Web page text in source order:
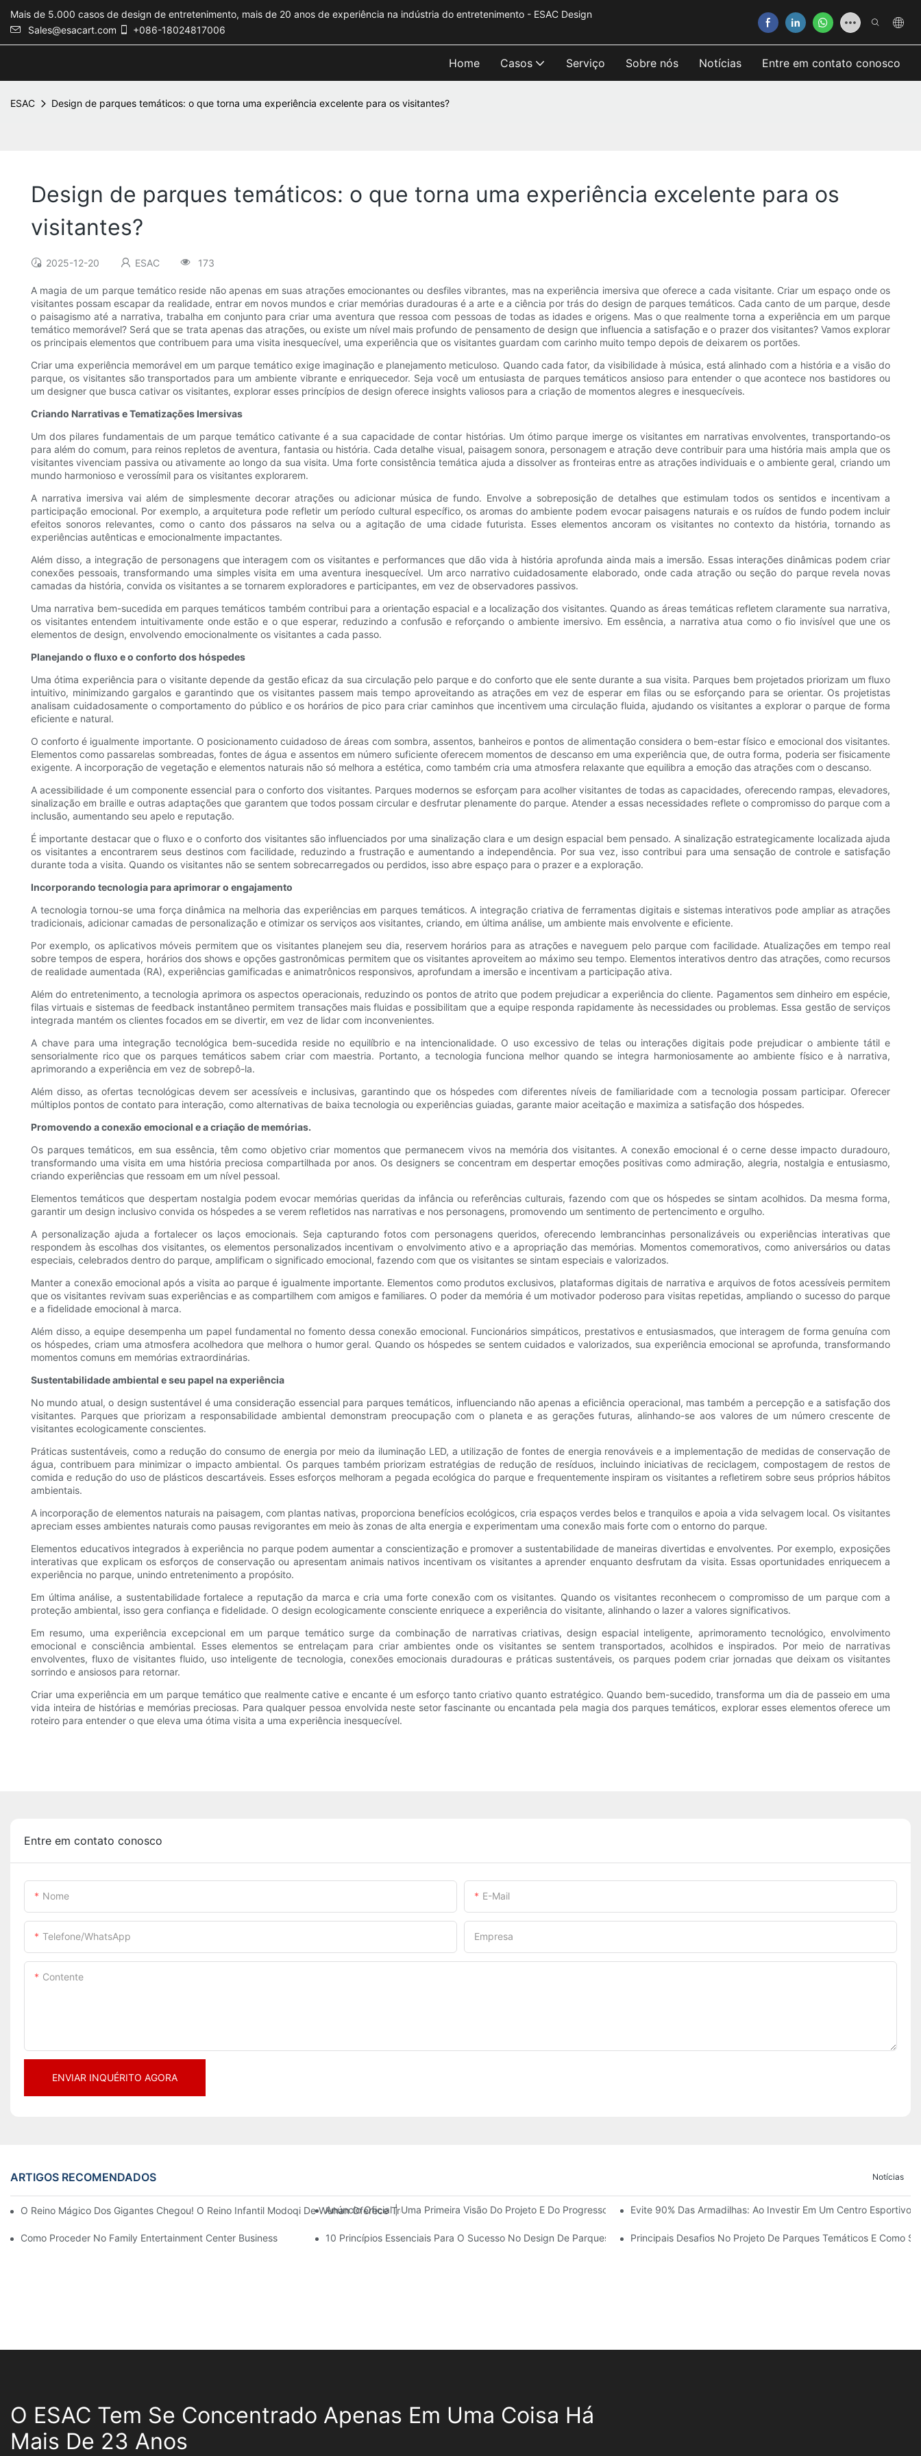
Mais de 5.000 casos de design de entretenimento, mais de 20 anos de experiência na indústria do entretenimento - ESAC Design
Sales@esacart.com
+086-18024817006
Home Casos Serviço Sobre nós Notícias Entre em contato conosco
ESAC Design de parques temáticos: o que torna uma experiência excelente para os visitantes?
Design de parques temáticos: o que torna uma experiência excelente para os
visitantes?
2025-12-20 ESAC 173
A magia de um parque temático reside não apenas em suas atrações emocionantes ou desfiles vibrantes, mas na experiência imersiva que oferece a cada visitante. Criar um espaço onde os
visitantes possam escapar da realidade, entrar em novos mundos e criar memórias duradouras é a arte e a ciência por trás do design de parques temáticos. Cada canto de um parque, desde
o paisagismo até a narrativa, trabalha em conjunto para criar uma aventura que ressoa com pessoas de todas as idades e origens. Mas o que realmente torna a experiência em um parque
temático memorável? Será que se trata apenas das atrações, ou existe um nível mais profundo de pensamento de design que influencia a satisfação e o prazer dos visitantes? Vamos explorar
os principais elementos que contribuem para uma visita inesquecível, uma experiência que os visitantes guardam com carinho muito tempo depois de deixarem os portões.
Criar uma experiência memorável em um parque temático exige imaginação e planejamento meticuloso. Quando cada fator, da visibilidade à música, está alinhado com a história e a visão do
parque, os visitantes são transportados para um ambiente vibrante e enriquecedor. Seja você um entusiasta de parques temáticos ansioso para entender o que acontece nos bastidores ou
um designer que busca cativar os visitantes, explorar esses princípios de design oferece insights valiosos para a criação de momentos alegres e inesquecíveis.
Criando Narrativas e Tematizações Imersivas
Um dos pilares fundamentais de um parque temático cativante é a sua capacidade de contar histórias. Um ótimo parque imerge os visitantes em narrativas envolventes, transportando-os
para além do comum, para reinos repletos de aventura, fantasia ou história. Cada detalhe visual, paisagem sonora, personagem e atração deve contribuir para uma história mais ampla que os
visitantes vivenciam passiva ou ativamente ao longo da sua visita. Uma forte consistência temática ajuda a dissolver as fronteiras entre as atrações individuais e o ambiente geral, criando um
mundo harmonioso e verossímil para os visitantes explorarem.
A narrativa imersiva vai além de simplesmente decorar atrações ou adicionar música de fundo. Envolve a sobreposição de detalhes que estimulam todos os sentidos e incentivam a
participação emocional. Por exemplo, a arquitetura pode refletir um período cultural específico, os aromas do ambiente podem evocar paisagens naturais e os ruídos de fundo podem incluir
efeitos sonoros relevantes, como o canto dos pássaros na selva ou a agitação de uma cidade futurista. Esses elementos ancoram os visitantes no contexto da história, tornando as
experiências autênticas e emocionalmente impactantes.
Além disso, a integração de personagens que interagem com os visitantes e performances que dão vida à história aprofunda ainda mais a imersão. Essas interações dinâmicas podem criar
conexões pessoais, transformando uma simples visita em uma aventura inesquecível. Um arco narrativo cuidadosamente elaborado, onde cada atração ou seção do parque revela novas
camadas da história, convida os visitantes a se tornarem exploradores e participantes, em vez de observadores passivos.
Uma narrativa bem-sucedida em parques temáticos também contribui para a orientação espacial e a localização dos visitantes. Quando as áreas temáticas refletem claramente sua narrativa,
os visitantes entendem intuitivamente onde estão e o que esperar, reduzindo a confusão e reforçando o ambiente imersivo. Em essência, a narrativa atua como o fio invisível que une os
elementos de design, envolvendo emocionalmente os visitantes a cada passo.
Planejando o fluxo e o conforto dos hóspedes
Uma ótima experiência para o visitante depende da gestão eficaz da sua circulação pelo parque e do conforto que ele sente durante a sua visita. Parques bem projetados priorizam um fluxo
intuitivo, minimizando gargalos e garantindo que os visitantes passem mais tempo aproveitando as atrações em vez de esperar em filas ou se esforçando para se orientar. Os projetistas
analisam cuidadosamente o comportamento do público e os horários de pico para criar caminhos que incentivem uma circulação fluida, ajudando os visitantes a explorar o parque de forma
eficiente e natural.
O conforto é igualmente importante. O posicionamento cuidadoso de áreas com sombra, assentos, banheiros e pontos de alimentação considera o bem-estar físico e emocional dos visitantes.
Elementos como passarelas sombreadas, fontes de água e assentos em número suficiente oferecem momentos de descanso em uma experiência que, de outra forma, poderia ser fisicamente
exigente. A incorporação de vegetação e elementos naturais não só melhora a estética, como também cria uma atmosfera relaxante que equilibra a emoção das atrações com o descanso.
A acessibilidade é um componente essencial para o conforto dos visitantes. Parques modernos se esforçam para acolher visitantes de todas as capacidades, oferecendo rampas, elevadores,
sinalização em braille e outras adaptações que garantem que todos possam circular e desfrutar plenamente do parque. Atender a essas necessidades reflete o compromisso do parque com a
inclusão, aumentando seu apelo e reputação.
É importante destacar que o fluxo e o conforto dos visitantes são influenciados por uma sinalização clara e um design espacial bem pensado. A sinalização estrategicamente localizada ajuda
os visitantes a encontrarem seus destinos com facilidade, reduzindo a frustração e aumentando a independência. Por sua vez, isso contribui para uma sensação de controle e satisfação
durante toda a visita. Quando os visitantes não se sentem sobrecarregados ou perdidos, isso abre espaço para o prazer e a exploração.
Incorporando tecnologia para aprimorar o engajamento
A tecnologia tornou-se uma força dinâmica na melhoria das experiências em parques temáticos. A integração criativa de ferramentas digitais e sistemas interativos pode ampliar as atrações
tradicionais, adicionar camadas de personalização e otimizar os serviços aos visitantes, criando, em última análise, um ambiente mais envolvente e eficiente.
Por exemplo, os aplicativos móveis permitem que os visitantes planejem seu dia, reservem horários para as atrações e naveguem pelo parque com facilidade. Atualizações em tempo real
sobre tempos de espera, horários dos shows e opções gastronômicas permitem que os visitantes aproveitem ao máximo seu tempo. Elementos interativos dentro das atrações, como recursos
de realidade aumentada (RA), experiências gamificadas e animatrônicos responsivos, aprofundam a imersão e incentivam a participação ativa.
Além do entretenimento, a tecnologia aprimora os aspectos operacionais, reduzindo os pontos de atrito que podem prejudicar a experiência do cliente. Pagamentos sem dinheiro em espécie,
filas virtuais e sistemas de feedback instantâneo permitem transações mais fluidas e possibilitam que a equipe responda rapidamente às necessidades ou problemas. Essa gestão de serviços
integrada mantém os clientes focados em se divertir, em vez de lidar com inconvenientes.
A chave para uma integração tecnológica bem-sucedida reside no equilíbrio e na intencionalidade. O uso excessivo de telas ou interações digitais pode prejudicar o ambiente tátil e
sensorialmente rico que os parques temáticos sabem criar com maestria. Portanto, a tecnologia funciona melhor quando se integra harmoniosamente ao ambiente físico e à narrativa,
aprimorando a experiência em vez de sobrepô-la.
Além disso, as ofertas tecnológicas devem ser acessíveis e inclusivas, garantindo que os hóspedes com diferentes níveis de familiaridade com a tecnologia possam participar. Oferecer
múltiplos pontos de contato para interação, como alternativas de baixa tecnologia ou experiências guiadas, garante maior aceitação e maximiza a satisfação dos hóspedes.
Promovendo a conexão emocional e a criação de memórias.
Os parques temáticos, em sua essência, têm como objetivo criar momentos que permanecem vivos na memória dos visitantes. A conexão emocional é o cerne desse impacto duradouro,
transformando uma visita em uma história preciosa compartilhada por anos. Os designers se concentram em despertar emoções positivas como admiração, alegria, nostalgia e entusiasmo,
criando experiências que ressoam em um nível pessoal.
Elementos temáticos que despertam nostalgia podem evocar memórias queridas da infância ou referências culturais, fazendo com que os hóspedes se sintam acolhidos. Da mesma forma,
garantir um design inclusivo convida os hóspedes a se verem refletidos nas narrativas e nos personagens, promovendo um sentimento de pertencimento e orgulho.
A personalização ajuda a fortalecer os laços emocionais. Seja capturando fotos com personagens queridos, oferecendo lembrancinhas personalizáveis ​​ou experiências interativas que
respondem às escolhas dos visitantes, os elementos personalizados incentivam o envolvimento ativo e a apropriação das memórias. Momentos comemorativos, como aniversários ou datas
especiais, celebrados dentro do parque, amplificam o significado emocional, fazendo com que os visitantes se sintam especiais e valorizados.
Manter a conexão emocional após a visita ao parque é igualmente importante. Elementos como produtos exclusivos, plataformas digitais de narrativa e arquivos de fotos acessíveis permitem
que os visitantes revivam suas experiências e as compartilhem com amigos e familiares. O poder da memória é um motivador poderoso para visitas repetidas, ampliando o sucesso do parque
e a fidelidade emocional à marca.
Além disso, a equipe desempenha um papel fundamental no fomento dessa conexão emocional. Funcionários simpáticos, prestativos e entusiasmados, que interagem de forma genuína com
os hóspedes, criam uma atmosfera acolhedora que melhora o humor geral. Quando os hóspedes se sentem cuidados e valorizados, sua experiência emocional se aprofunda, transformando
momentos comuns em memórias extraordinárias.
Sustentabilidade ambiental e seu papel na experiência
No mundo atual, o design sustentável é uma consideração essencial para parques temáticos, influenciando não apenas a eficiência operacional, mas também a percepção e a satisfação dos
visitantes. Parques que priorizam a responsabilidade ambiental demonstram preocupação com o planeta e as gerações futuras, alinhando-se aos valores de um número crescente de
visitantes ecologicamente conscientes.
Práticas sustentáveis, como a redução do consumo de energia por meio da iluminação LED, a utilização de fontes de energia renováveis ​​e a implementação de medidas de conservação de
água, contribuem para minimizar o impacto ambiental. Os parques também priorizam estratégias de redução de resíduos, incluindo iniciativas de reciclagem, compostagem de restos de
comida e redução do uso de plásticos descartáveis. Esses esforços melhoram a pegada ecológica do parque e frequentemente inspiram os visitantes a refletirem sobre seus próprios hábitos
ambientais.
A incorporação de elementos naturais na paisagem, com plantas nativas, proporciona benefícios ecológicos, cria espaços verdes belos e tranquilos e apoia a vida selvagem local. Os visitantes
apreciam esses ambientes naturais como pausas revigorantes em meio às zonas de alta energia e experimentam uma conexão mais forte com o entorno do parque.
Elementos educativos integrados à experiência no parque podem aumentar a conscientização e promover a sustentabilidade de maneiras divertidas e envolventes. Por exemplo, exposições
interativas que explicam os esforços de conservação ou apresentam animais nativos incentivam os visitantes a aprender enquanto desfrutam da visita. Essas oportunidades enriquecem a
experiência no parque, unindo entretenimento a propósito.
Em última análise, a sustentabilidade fortalece a reputação da marca e cria uma forte conexão com os visitantes. Quando os visitantes reconhecem o compromisso de um parque com a
proteção ambiental, isso gera confiança e fidelidade. O design ecologicamente consciente enriquece a experiência do visitante, alinhando o lazer a valores significativos.
Em resumo, uma experiência excepcional em um parque temático surge da combinação de narrativas criativas, design espacial inteligente, aprimoramento tecnológico, envolvimento
emocional e consciência ambiental. Esses elementos se entrelaçam para criar ambientes onde os visitantes se sentem transportados, acolhidos e inspirados. Por meio de narrativas
envolventes, fluxo de visitantes fluido, uso inteligente de tecnologia, conexões emocionais duradouras e práticas sustentáveis, os parques podem criar jornadas que deixam os visitantes
sorrindo e ansiosos para retornar.
Criar uma experiência em um parque temático que realmente cative e encante é um esforço tanto criativo quanto estratégico. Quando bem-sucedido, transforma um dia de passeio em uma
vida inteira de histórias e memórias preciosas. Para qualquer pessoa envolvida neste setor fascinante ou encantada pela magia dos parques temáticos, explorar esses elementos oferece um
roteiro para entender o que eleva uma ótima visita a uma experiência inesquecível.
Entre em contato conosco
Nome E-Mail
Telefone/WhatsApp Empresa
Contente
ENVIAR INQUÉRITO AGORA
ARTIGOS RECOMENDADOS Notícias
O Reino Mágico Dos Gigantes Chegou! O Reino Infantil Modoqi De Wuhan Oferece Três Andares De Instalações De Entretenimento Com Mais De 60 Atrações Emocionantes.
Anúncio Oficial | Uma Primeira Visão Do Projeto E Do Progresso Da Construção Do Reino Infantil Modoqi De Wuhan, Com 13.000
Evite 90% Das Armadilhas: Ao Investir Em Um Centro Esportivo
Como Proceder No Family Entertainment Center Business 10 Princípios Essenciais Para O Sucesso No Design De Parques TemáticosPrincipais Desafios No Projeto De Parques Temáticos E Como
O ESAC Tem Se Concentrado Apenas Em Uma Coisa Há
Mais De 23 Anos